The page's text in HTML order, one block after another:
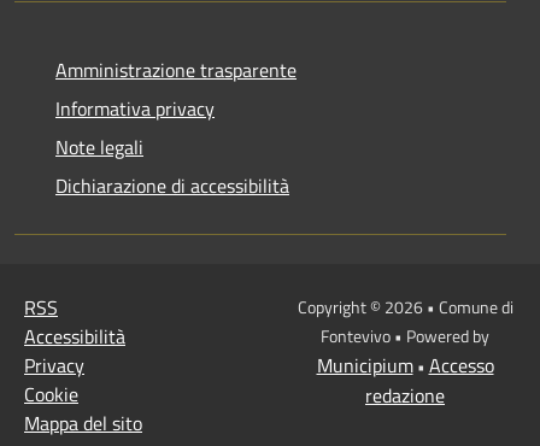
Amministrazione trasparente
Informativa privacy
Note legali
Dichiarazione di accessibilità
RSS
Accessibilità
Privacy
Cookie
Mappa del sito
Copyright © 2026 • Comune di
Fontevivo • Powered by
Municipium• Accesso
redazione